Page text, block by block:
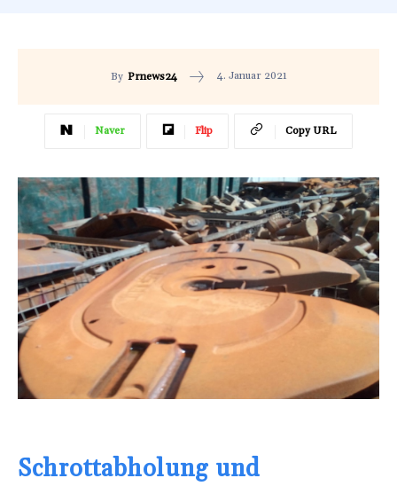
By Prnews24 4. Januar 2021
Naver Flip Copy URL
Schrottabholung und